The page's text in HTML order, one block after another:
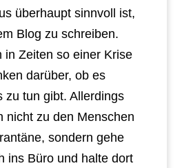
überhaupt sinnvoll ist,
Blog zu schreiben.
in Zeiten so einer Krise
darüber, ob es
zu tun gibt. Allerdings
nicht zu den Menschen
sondern gehe
ins Büro und halte dort